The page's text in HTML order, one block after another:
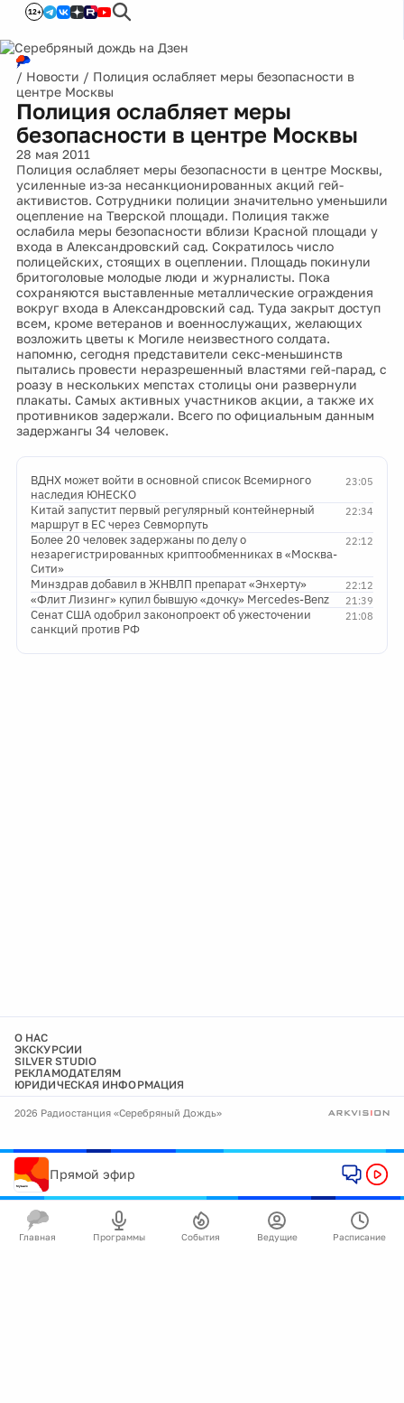
12+
/ Новости / Полиция ослабляет меры безопасности в
центре Москвы
Полиция ослабляет меры
безопасности в центре Москвы
28 мая 2011
Полиция ослабляет меры безопасности в центре Москвы,
усиленные из-за несанкционированных акций гей-
активистов. Сотрудники полиции значительно уменьшили
оцепление на Тверской площади. Полиция также
ослабила меры безопасности вблизи Красной площади у
входа в Александровский сад. Сократилось число
полицейских, стоящих в оцеплении. Площадь покинули
бритоголовые молодые люди и журналисты. Пока
сохраняются выставленные металлические ограждения
вокруг входа в Александровский сад. Туда закрыт доступ
всем, кроме ветеранов и военнослужащих, желающих
возложить цветы к Могиле неизвестного солдата.
напомню, сегодня представители секс-меньшинств
пытались провести неразрешенный властями гей-парад, с
роазу в нескольких мепстах столицы они развернули
плакаты. Самых активных участников акции, а также их
противников задержали. Всего по официальным данным
задержангы 34 человек.
23:05
ВДНХ может войти в основной список Всемирного
наследия ЮНЕСКО
22:34
Китай запустит первый регулярный контейнерный
маршрут в ЕС через Севморпуть
22:12
Более 20 человек задержаны по делу о
незарегистрированных криптообменниках в «Москва-
Сити»
22:12
Минздрав добавил в ЖНВЛП препарат «Энхерту»
21:39
«Флит Лизинг» купил бывшую «дочку» Mercedes-Benz
21:08
Сенат США одобрил законопроект об ужесточении
санкций против РФ
О НАС
ЭКСКУРСИИ
SILVER STUDIO
РЕКЛАМОДАТЕЛЯМ
ЮРИДИЧЕСКАЯ ИНФОРМАЦИЯ
2026 Радиостанция «Серебряный Дождь»
Прямой эфир
Главная Программы События Ведущие Расписание